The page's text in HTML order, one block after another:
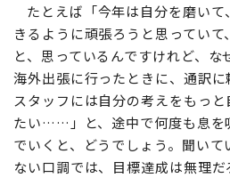
たとえば「今年は自分を磨い
きるように頑張ろうと思ってい
と、思っているんですけれど、な
海外出張に行ったときに、通訳
スタッフには自分の考えをもっ
たい……」と、途中で何度も息を
でいくと、どうでしょう。聞いて
ない口調では、目標達成は無理